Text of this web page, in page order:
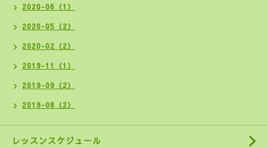
2020-06（1）
2020-05（2）
2020-02（2）
2019-11（1）
2019-09（2）
2019-08（2）
レッスンスケジュール